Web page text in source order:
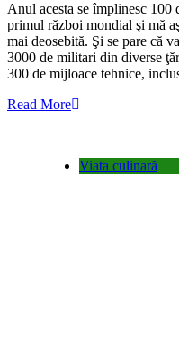
Anul acesta se împlinesc 100
primul război mondial şi mă
mai deosebită. Şi se pare că
3000 de militari din diverse
300 de mijloace tehnice,
Read More
Viata culinară